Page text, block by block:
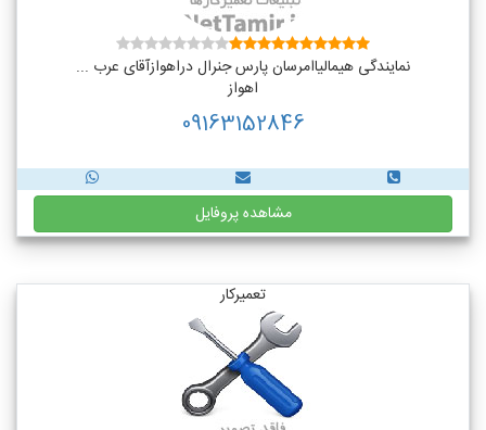
نمایندگی هیمالیاامرسان پارس جنرال دراهوازآقای عرب ...
اهواز
09163152846
مشاهده پروفایل
تعمیرکار